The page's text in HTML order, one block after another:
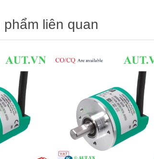
liên quan